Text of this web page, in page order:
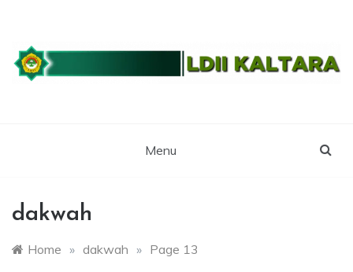
content
KALIMANTAN
Menu
dakwah
Home » dakwah » Page 13